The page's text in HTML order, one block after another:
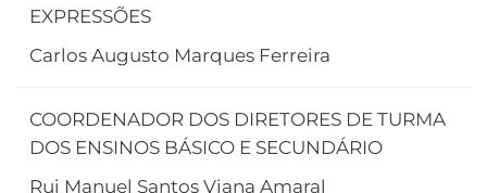
EXPRESSÕES
Carlos Augusto Marques Ferreira
COORDENADOR DOS DIRETORES DE TURMA
DOS ENSINOS BÁSICO E SECUNDÁRIO
Rui Manuel Santos Viana Amaral